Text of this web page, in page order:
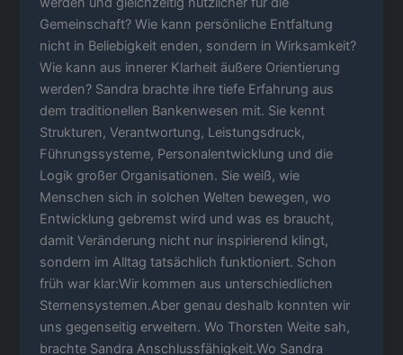
Gemeinschaft? Wie kann persönliche Entfaltung
nicht in Beliebigkeit enden, sondern in Wirksamkeit?
Wie kann aus innerer Klarheit äußere Orientierung
werden? Sandra brachte ihre tiefe Erfahrung aus
dem traditionellen Bankenwesen mit. Sie kennt
Strukturen, Verantwortung, Leistungsdruck,
Führungssysteme, Personalentwicklung und die
Logik großer Organisationen. Sie weiß, wie
Menschen sich in solchen Welten bewegen, wo
Entwicklung gebremst wird und was es braucht,
damit Veränderung nicht nur inspirierend klingt,
sondern im Alltag tatsächlich funktioniert. Schon
früh war klar:Wir kommen aus unterschiedlichen
Sternensystemen.Aber genau deshalb konnten wir
uns gegenseitig erweitern. Wo Thorsten Weite sah,
brachte Sandra Anschlussfähigkeit.Wo Sandra